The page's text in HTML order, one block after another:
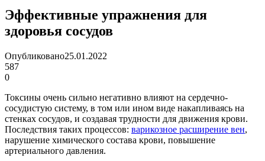
Эффективные упражнения для
здоровья сосудов
Опубликовано25.01.2022
587
0
Токсины очень сильно негативно влияют на сердечно-
сосудистую систему, в том или ином виде накапливаясь на
стенках сосудов, и создавая трудности для движения крови.
Последствия таких процессов: варикозное расширение вен,
нарушение химического состава крови, повышение
артериального давления.